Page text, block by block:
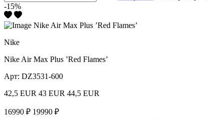
-15%
Nike
Nike Air Max Plus ’Red Flames’
Арт: DZ3531-600
42,5 EUR 43 EUR 44,5 EUR
16990 ₽ 19990 ₽